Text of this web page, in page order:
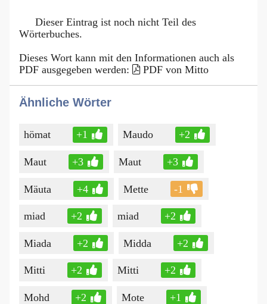
Dieser Eintrag ist noch nicht Teil des
Wörterbuches.
Dieses Wort kann mit den Informationen auch als
PDF ausgegeben werden:
PDF von Mitto
Ähnliche Wörter
hömat +1 Maudo +2
Maut +3 Maut +3
Mäuta +4 Mette -1
miad +2 miad +2
Miada +2 Midda +2
Mitti +2 Mitti +2
Mohd +2 Mote +1